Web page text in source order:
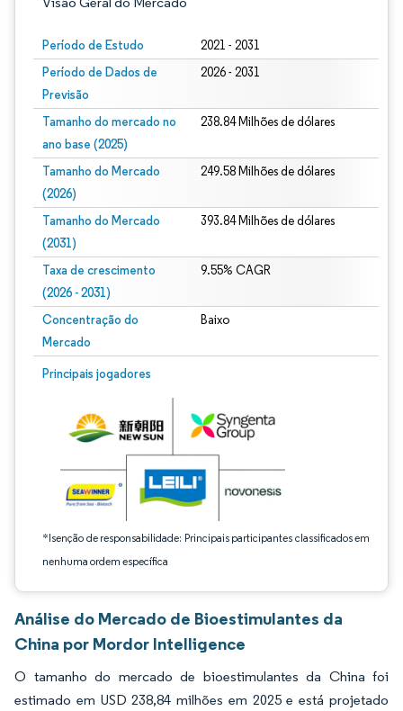
Período de Estudo 2021 - 2031
Período de Dados de
Previsão
2026 - 2031
Tamanho do mercado no
ano base (2025)
238.84 Milhões de dólares
Tamanho do Mercado
(2026)
249.58 Milhões de dólares
Tamanho do Mercado
(2031)
393.84 Milhões de dólares
Taxa de crescimento
(2026 - 2031)
9.55% CAGR
Concentração do
Mercado
Baixo
Principais jogadores
*Isenção de responsabilidade: Principais participantes classificados em
nenhuma ordem específica
Imagem © Mordor Intelligence. O reuso requer atribuição conforme CC BY 4.0.
Análise do Mercado de Bioestimulantes da
China por Mordor Intelligence
O tamanho do mercado de bioestimulantes da China foi
estimado em USD 238,84 milhões em 2025 e está projetado